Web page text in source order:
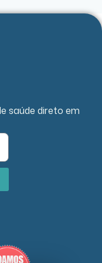
saúde direto em